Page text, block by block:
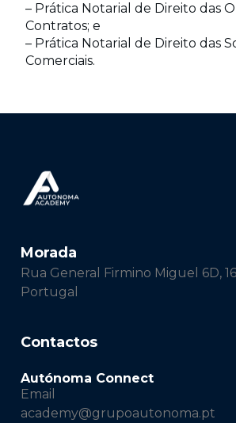
– Prática Notarial de Direito das
Contratos; e
– Prática Notarial de Direito das
Comerciais.
Morada
Rua General Firmino Miguel 6D,
Portugal
Contactos
Autónoma Connect
Email
academy@grupoautonoma.pt